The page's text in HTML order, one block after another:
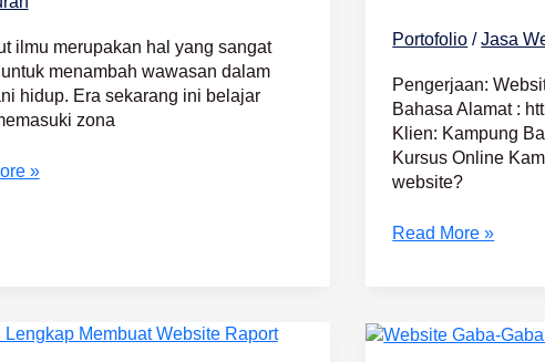
ilmu merupakan hal yang sangat
menambah wawasan dalam
hidup. Era sekarang ini belajar
zona
»
Portofolio /Jasa
Pengerjaan:
Bahasa Alamat :
Klien: Kampung
Kursus Online
website?
Read More »
Bikin